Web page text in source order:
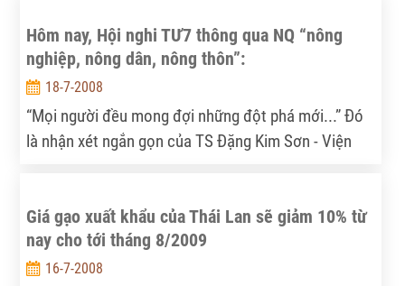
Hôm nay, Hội nghi TƯ7 thông qua NQ “nông
nghiệp, nông dân, nông thôn”:
18-7-2008
“Mọi người đều mong đợi những đột phá mới...” Đó
là nhận xét ngắn gọn của TS Đặng Kim Sơn - Viện
Giá gạo xuất khẩu của Thái Lan sẽ giảm 10% từ
nay cho tới tháng 8/2009
16-7-2008